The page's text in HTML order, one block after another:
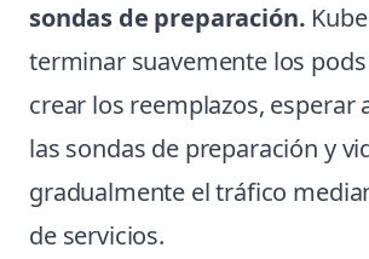
sondas de preparación.
terminar suavemente los
crear los reemplazos, esperar
las sondas de preparación y
gradualmente el tráfico
de servicios.